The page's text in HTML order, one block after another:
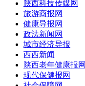
陕西科技传媒网
旅游商报网
健康导报网
政法新闻网
城市经济导报
西西新闻
陕西老年健康报网
现代保健报网